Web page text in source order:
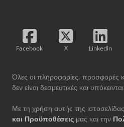
Facebook X LinkedIn
Όλες οι πληροφορίες, προσφορές
δεν είναι δεσμευτικές και
Με τη χρήση αυτής της
και Προϋποθέσεις μας και την